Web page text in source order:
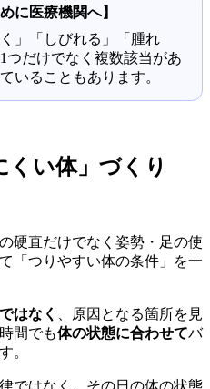
に医療機関へ】
」「しびれる」「腫れ
つだけでなく複数該当があ
いることもあります。
くい体」づくり
硬直だけでなく姿勢・足の使
「つりやすい体の条件」を一
はなく
、原因となる箇所を見
間でも体の状態に合わせてバ
。
ではなく、その日の体の状態